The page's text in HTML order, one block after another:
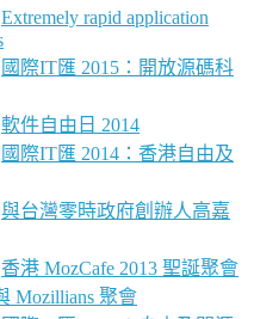
Extremely rapid application
國際IT匯 2015：開放源碼科
軟件自由日 2014
國際IT匯 2014：香港自由及
與台灣零時政府創辦人高嘉
香港 MozCafe 2013 聖誕聚會
Mozillians 聚會